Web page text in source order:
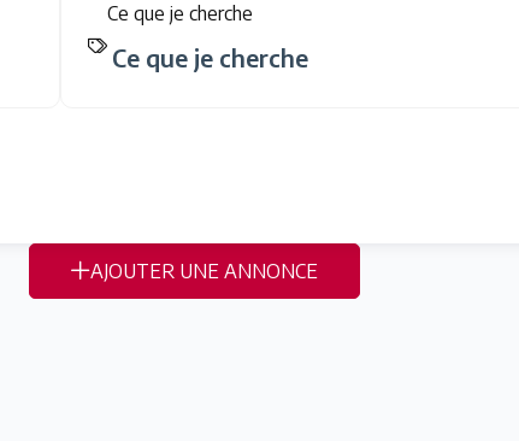
Ce que je cherche
AJOUTER UNE ANNONCE